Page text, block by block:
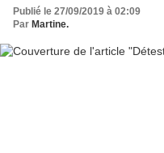
Publié le 27/09/2019 à 02:09
Par Martine.